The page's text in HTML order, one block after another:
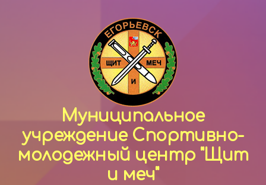
Муниципальное
учреждение Спортивно-
молодежный центр "Щит
и меч"